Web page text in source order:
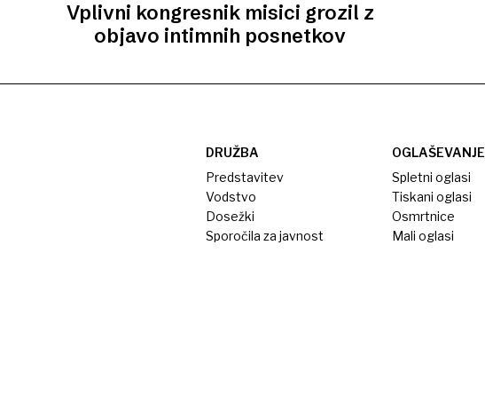
Vplivni kongresnik misici grozil z
objavo intimnih posnetkov
DRUŽBA
Predstavitev
Vodstvo
Dosežki
Sporočila za javnost
OGLAŠEVANJE
Spletni oglasi
Tiskani oglasi
Osmrtnice
Mali oglasi